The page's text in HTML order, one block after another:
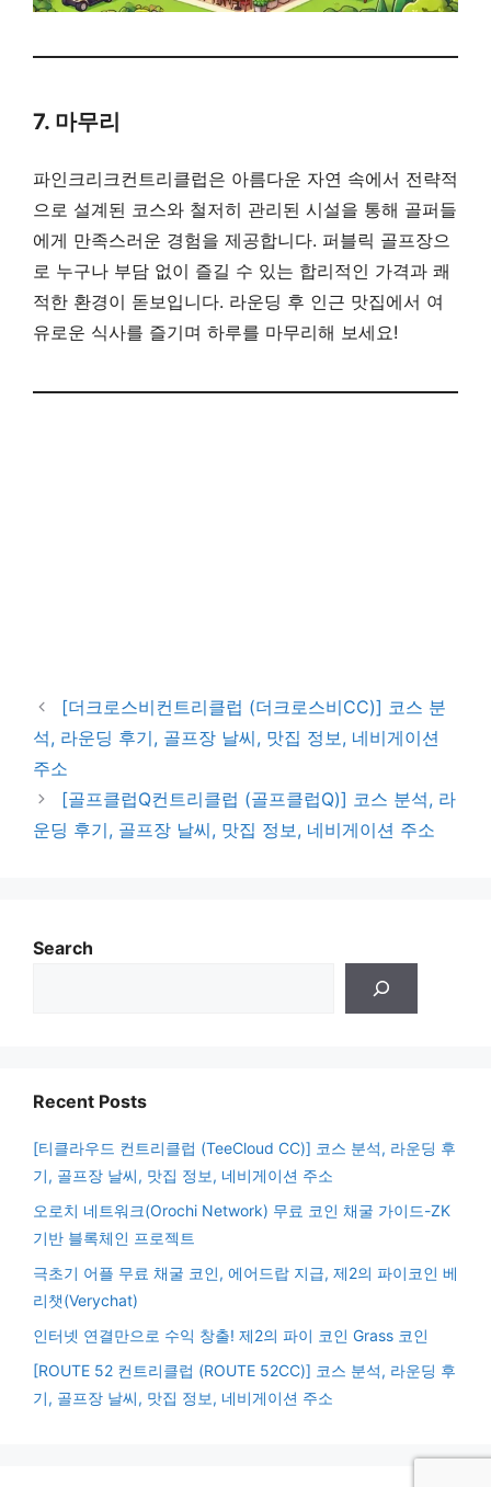
7. 마무리
파인크리크컨트리클럽은 아름다운 자연 속에서 전략적
으로 설계된 코스와 철저히 관리된 시설을 통해 골퍼들
에게 만족스러운 경험을 제공합니다. 퍼블릭 골프장으
로 누구나 부담 없이 즐길 수 있는 합리적인 가격과 쾌
적한 환경이 돋보입니다. 라운딩 후 인근 맛집에서 여
유로운 식사를 즐기며 하루를 마무리해 보세요!
[더크로스비컨트리클럽 (더크로스비CC)] 코스 분
석, 라운딩 후기, 골프장 날씨, 맛집 정보, 네비게이션
주소
[골프클럽Q컨트리클럽 (골프클럽Q)] 코스 분석, 라
운딩 후기, 골프장 날씨, 맛집 정보, 네비게이션 주소
Search
Recent Posts
[티클라우드 컨트리클럽 (TeeCloud CC)] 코스 분석, 라운딩 후
기, 골프장 날씨, 맛집 정보, 네비게이션 주소
오로치 네트워크(Orochi Network) 무료 코인 채굴 가이드-ZK
기반 블록체인 프로젝트
극초기 어플 무료 채굴 코인, 에어드랍 지급, 제2의 파이코인 베
리챗(Verychat)
인터넷 연결만으로 수익 창출! 제2의 파이 코인 Grass 코인
[ROUTE 52 컨트리클럽 (ROUTE 52CC)] 코스 분석, 라운딩 후
기, 골프장 날씨, 맛집 정보, 네비게이션 주소